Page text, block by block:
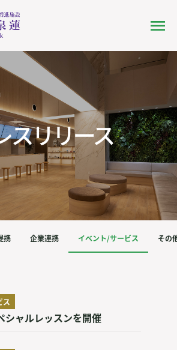
携 企業連携 イベント/サービス その
ス
シャルレッスンを開催